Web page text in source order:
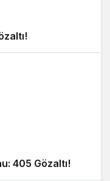
405 Gözaltı!